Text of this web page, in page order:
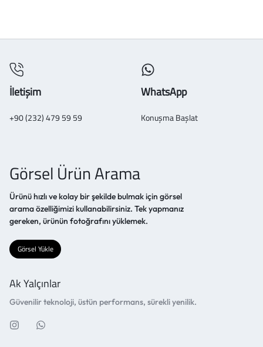
İletişim
+90 (232) 479 59 59
WhatsApp
Konuşma Başlat
Görsel Ürün Arama
Ürünü hızlı ve kolay bir şekilde bulmak için görsel
arama özelliğimizi kullanabilirsiniz. Tek yapmanız
gereken, ürünün fotoğrafını yüklemek.
Görsel Yükle
Ak Yalçınlar
Güvenilir teknoloji, üstün performans, sürekli yenilik.